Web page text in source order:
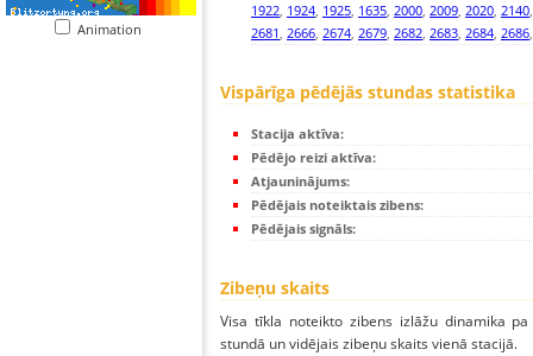
Animation
1922, 1924, 1925, 1635, 2000, 2009, 2020, 2140
2681, 2666, 2674, 2679, 2682, 2683, 2684, 2686
Vispārīga pēdējās stundas statistika
Stacija aktīva:
Pēdējo reizi aktīva:
Atjauninājums:
Pēdējais noteiktais zibens:
Pēdējais signāls:
Zibeņu skaits
Visa tīkla noteikto zibens izlāžu dinamika
stundā un vidējais zibeņu skaits vienā stacijā.